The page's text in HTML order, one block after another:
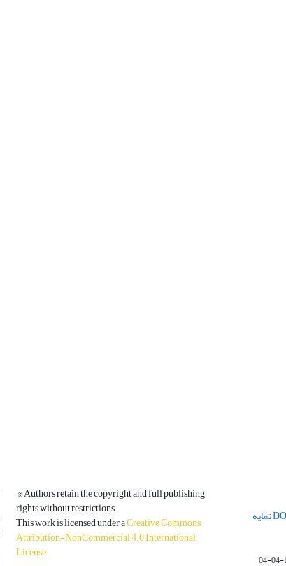
مجله فیزیک زمین و فضا در پایگاه بین المللی DOAJ نمایه
© Authors retain the copyright and full publishing
rights without restrictions.
This work is licensed under aCreative Commons
Attribution-NonCommercial 4.0 International
License.